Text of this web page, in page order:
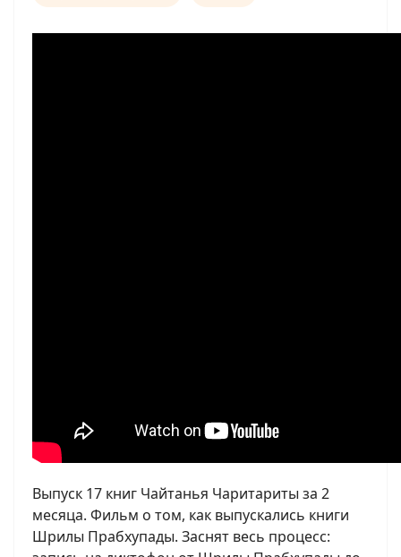
Выпуск 17 книг Чайтанья Чаритариты за 2
месяца. Фильм о том, как выпускались книги
Шрилы Прабхупады. Заснят весь процесс: